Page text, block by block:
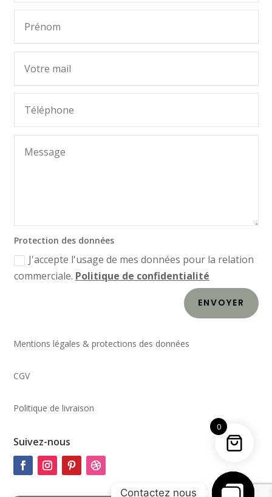
Protection des données
J'accepte l'usage de mes données pour la relation
commerciale. Politique de confidentialité
ENVOYER
Mentions légales & protections des données
CGV
Politique de livraison
Suivez-nous
0
Contactez nous